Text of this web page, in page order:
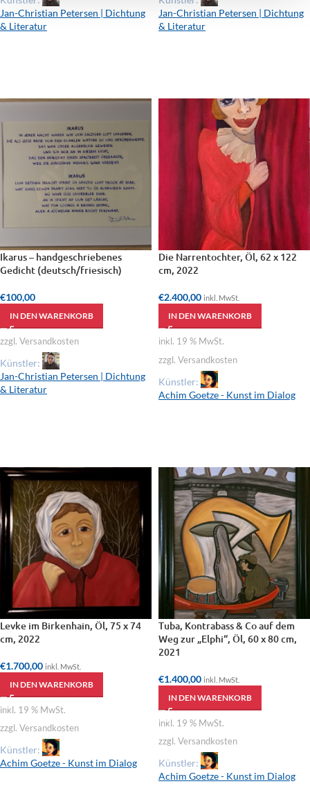
Jan-Christian Petersen | Dichtung
& Literatur
Jan-Christian Petersen | Dichtung
& Literatur
Ikarus – handgeschriebenes
Gedicht (deutsch/friesisch)
€100,00
IN DEN WARENKORB
zzgl. Versandkosten
Künstler:
Jan-Christian Petersen | Dichtung
& Literatur
Die Narrentochter, Öl, 62 x 122
cm, 2022
€2.400,00 inkl. MwSt.
IN DEN WARENKORB
inkl. 19 % MwSt.
zzgl. Versandkosten
Künstler:
Achim Goetze - Kunst im Dialog
Levke im Birkenhain, Öl, 75 x 74
cm, 2022
€1.700,00 inkl. MwSt.
IN DEN WARENKORB
inkl. 19 % MwSt.
zzgl. Versandkosten
Künstler:
Achim Goetze - Kunst im Dialog
Tuba, Kontrabass & Co auf dem
Weg zur „Elphi“, Öl, 60 x 80 cm,
2021
€1.400,00 inkl. MwSt.
IN DEN WARENKORB
inkl. 19 % MwSt.
zzgl. Versandkosten
Künstler:
Achim Goetze - Kunst im Dialog